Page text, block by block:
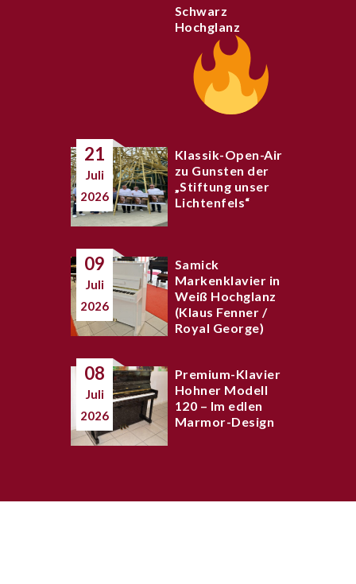
Schwarz
Hochglanz
21
Juli
2026
Klassik-Open-Air
zu Gunsten der
„Stiftung unser
Lichtenfels“
09
Juli
2026
Samick
Markenklavier in
Weiß Hochglanz
(Klaus Fenner /
Royal George)
08
Juli
2026
Premium-Klavier
Hohner Modell
120 – Im edlen
Marmor-Design